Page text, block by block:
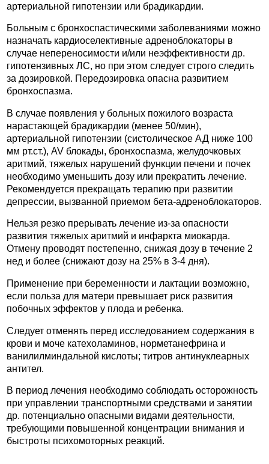
артериальной гипотензии или брадикардии.
Больным с бронхоспастическими заболеваниями можно
назначать кардиоселективные адреноблокаторы в
случае непереносимости и/или неэффективности др.
гипотензивных ЛС, но при этом следует строго следить
за дозировкой. Передозировка опасна развитием
бронхоспазма.
В случае появления у больных пожилого возраста
нарастающей брадикардии (менее 50/мин),
артериальной гипотензии (систолическое АД ниже 100
мм рт.ст.), AV блокады, бронхоспазма, желудочковых
аритмий, тяжелых нарушений функции печени и почек
необходимо уменьшить дозу или прекратить лечение.
Рекомендуется прекращать терапию при развитии
депрессии, вызванной приемом бета-адреноблокаторов.
Нельзя резко прерывать лечение из-за опасности
развития тяжелых аритмий и инфаркта миокарда.
Отмену проводят постепенно, снижая дозу в течение 2
нед и более (снижают дозу на 25% в 3-4 дня).
Применение при беременности и лактации возможно,
если польза для матери превышает риск развития
побочных эффектов у плода и ребенка.
Следует отменять перед исследованием содержания в
крови и моче катехоламинов, норметанефрина и
ванилилминдальной кислоты; титров антинуклеарных
антител.
В период лечения необходимо соблюдать осторожность
при управлении транспортными средствами и занятии
др. потенциально опасными видами деятельности,
требующими повышенной концентрации внимания и
быстроты психомоторных реакций.